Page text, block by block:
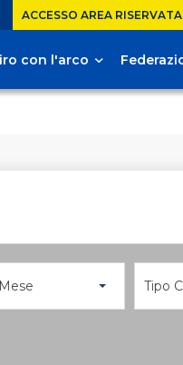
ACCESSO AREA RISERVATA
con l'arco
Mese